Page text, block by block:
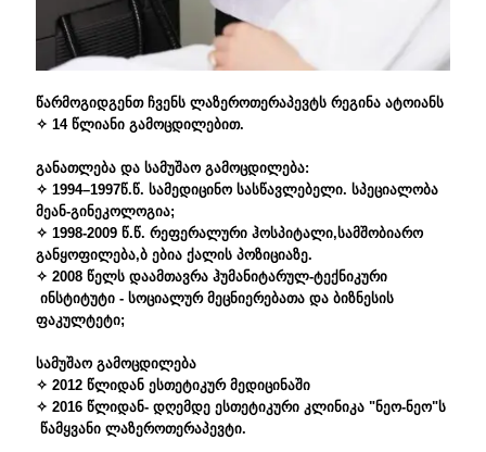
წარმოგიდგენთ ჩვენს ლაზეროთერაპევტს რეგინა ატოიანს
✧ 14 წლიანი გამოცდილებით.
განათლება და სამუშაო გამოცდილება:
✧ 1994–1997წ.წ. სამედიცინო სასწავლებელი. სპეციალობა
მეან-გინეკოლოგია;
✧ 1998-2009 წ.წ. რეფერალური ჰოსპიტალი,სამშობიარო
განყოფილება,ბ ებია ქალის პოზიციაზე.
✧ 2008 წელს დაამთავრა ჰუმანიტარულ-ტექნიკური
ინსტიტუტი - სოციალურ მეცნიერებათა და ბიზნესის
ფაკულტეტი;
სამუშაო გამოცდილება
✧ 2012 წლიდან ესთეტიკურ მედიცინაში
✧ 2016 წლიდან- დღემდე ესთეტიკური კლინიკა "ნეო-ნეო"ს
წამყვანი ლაზეროთერაპევტი.